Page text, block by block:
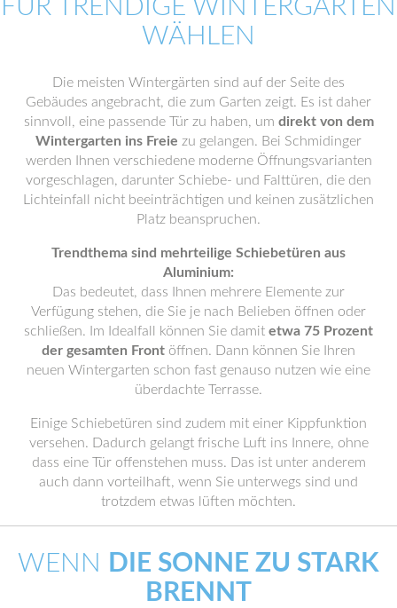
FÜR TRENDIGE WINTERGÄRTEN
WÄHLEN
Die meisten Wintergärten sind auf der Seite des
Gebäudes angebracht, die zum Garten zeigt. Es ist daher
sinnvoll, eine passende Tür zu haben, um direkt von dem
Wintergarten ins Freie zu gelangen. Bei Schmidinger
werden Ihnen verschiedene moderne Öffnungsvarianten
vorgeschlagen, darunter Schiebe- und Falttüren, die den
Lichteinfall nicht beeinträchtigen und keinen zusätzlichen
Platz beanspruchen.
Trendthema sind mehrteilige Schiebetüren aus
Aluminium:
Das bedeutet, dass Ihnen mehrere Elemente zur
Verfügung stehen, die Sie je nach Belieben öffnen oder
schließen. Im Idealfall können Sie damit etwa 75 Prozent
der gesamten Front öffnen. Dann können Sie Ihren
neuen Wintergarten schon fast genauso nutzen wie eine
überdachte Terrasse.
Einige Schiebetüren sind zudem mit einer Kippfunktion
versehen. Dadurch gelangt frische Luft ins Innere, ohne
dass eine Tür offenstehen muss. Das ist unter anderem
auch dann vorteilhaft, wenn Sie unterwegs sind und
trotzdem etwas lüften möchten.
WENN DIE SONNE ZU STARK
BRENNT